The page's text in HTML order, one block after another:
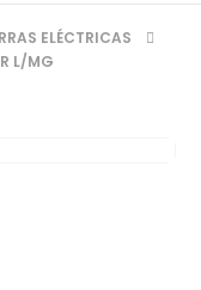
ELÉCTRICAS
L/MG